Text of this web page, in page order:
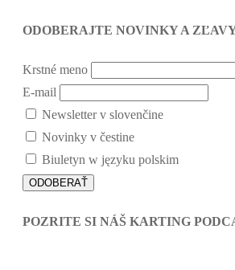
ODOBERAJTE NOVINKY A
Krstné meno
E-mail
Newsletter v slovenčine
Novinky v čestine
Biuletyn w języku polskim
POZRITE SI NÁŠ KARTING